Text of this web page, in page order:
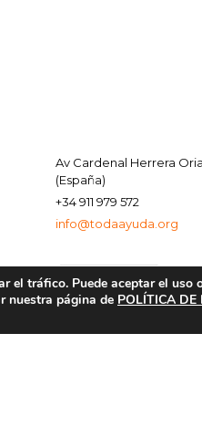
Av Cardenal Herrera
(España)
+34 911 979 572
info@todaayuda.org
el tráfico. Puede aceptar el
nuestra página de POLÍTICA DE